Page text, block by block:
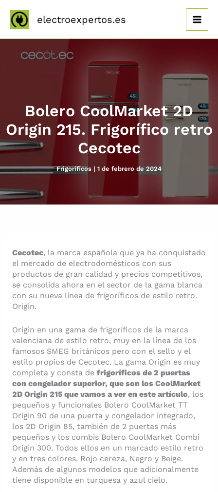
contenido
electroexpertos.es
Bolero CoolMarket 2D
Origin 215. Frigorífico retro
Cecotec
Frigoríficos | 1 de febrero de 2024
Cecotec, la marca española que ya ha conquistado
el mercado de electrodomésticos con sus
productos de gran calidad y precios competitivos,
se consolida ahora en el sector de la gama blanca
con su nueva línea de frigoríficos de estilo retro.
Origin.
Origin en una gama de frigoríficos de la marca
valenciana de estilo retro, muy en la línea de los
famosos SMEG británicos pero con el sello y el
estilo propios de Cecotec. La gama Origin es muy
completa y consta de frigoríficos de 2 puertas
con congelador superior, que son los CoolMarket
2D Origin 215 que vamos a ver en este artículo, los
pequeños y funcionales Bolero CoolMarket TT
Origin 90 de una puerta y congelador integrado,
los 2D Origin 85, también de 2 puertas más
pequeños y los combis Bolero CoolMarket Combi
Origin 300. Todos ellos en un marcado estilo retro
y en tres colores. Rojo cereza, Negro y Beige.
Además de algunos modelos que adicionalmente
tiene disponible en turquesa y azul cielo.